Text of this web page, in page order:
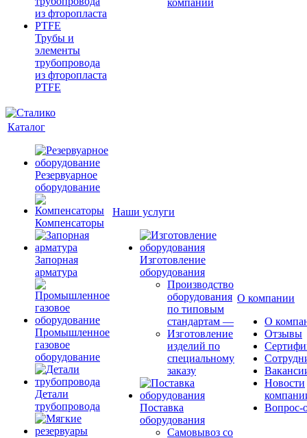
Трубы и
элементы
трубопровода
из фторопласта
PTFE
компании
Каталог
Резервуарное
оборудование
Компенсаторы
Запорная
арматура
Промышленное
газовое
оборудование
Детали
трубопровода
Наши услуги
Изготовление
оборудования
Производство
оборудования
по типовым
стандартам —
Изготовление
изделий по
специальному
заказу
Поставка
оборудования
Самовывоз со
О компании
О
Отзывы
Новости
Вопрос-